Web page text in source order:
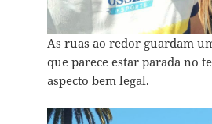
As ruas ao redor guardam
que parece estar parada no
aspecto bem legal.